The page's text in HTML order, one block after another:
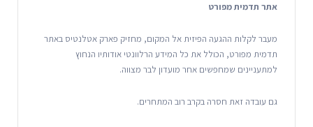
אתר תדמית מפורט
מעבר לקלות ההגעה הפיזית אל המקום, מחזיק פארק אטלנטיס באתר
תדמית מפורט, הכולל את כל המידע הרלוונטי אודותיו הנחוץ
למתעניינים שמחפשים אחר מועדון לבר מצווה.
גם עובדה זאת חסרה בקרב רוב המתחרים.